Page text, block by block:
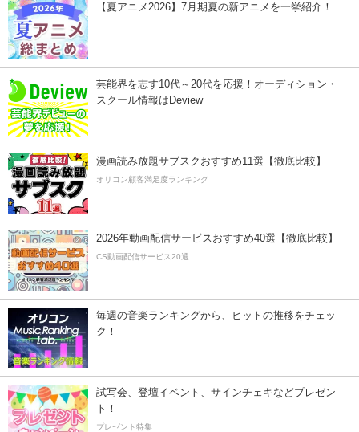
【夏アニメ2026】7月期夏の新アニメを一挙紹介！
芸能界を志す10代～20代を応援！オーディション・
スクール情報はDeview
漫画読み放題サブスクおすすめ11選【徹底比較】
オリコン顧客満足度ランキング
2026年動画配信サービスおすすめ40選【徹底比較】
CS動画配信サービス20選
毎週の音楽ランキングから、ヒットの推移をチェッ
ク！
試写会、登壇イベント、サインチェキなどプレゼン
ト！
プレゼント特集